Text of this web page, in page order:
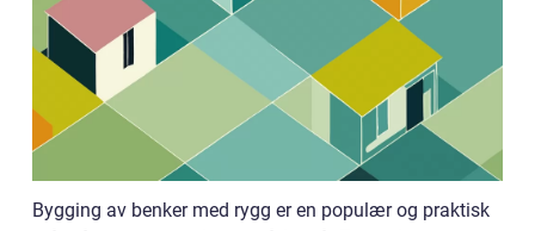
Bygging av benker med rygg er en populær og praktisk